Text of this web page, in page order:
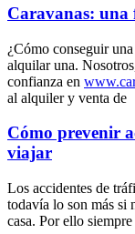
Caravanas:
¿Cómo conseguir
alquilar una.
confianza en
al alquiler y venta de
Cómo prevenir
viajar
Los accidentes de
todavía lo son más si
casa. Por ello